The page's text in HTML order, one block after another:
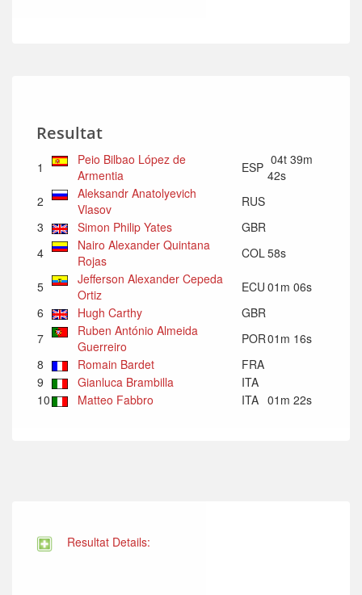
Resultat
1
Peio Bilbao López de
Armentia
ESP 04t 39m
42s
2
Aleksandr Anatolyevich
Vlasov
RUS
3
Simon Philip Yates
GBR
4
Nairo Alexander Quintana
Rojas
COL58s
5
Jefferson Alexander Cepeda
Ortiz
ECU 01m 06s
6
Hugh Carthy
GBR
7
Ruben António Almeida
Guerreiro
POR01m 16s
8
Romain Bardet
FRA
9
Gianluca Brambilla
ITA
10
Matteo Fabbro ITA 01m 22s
Resultat Details: